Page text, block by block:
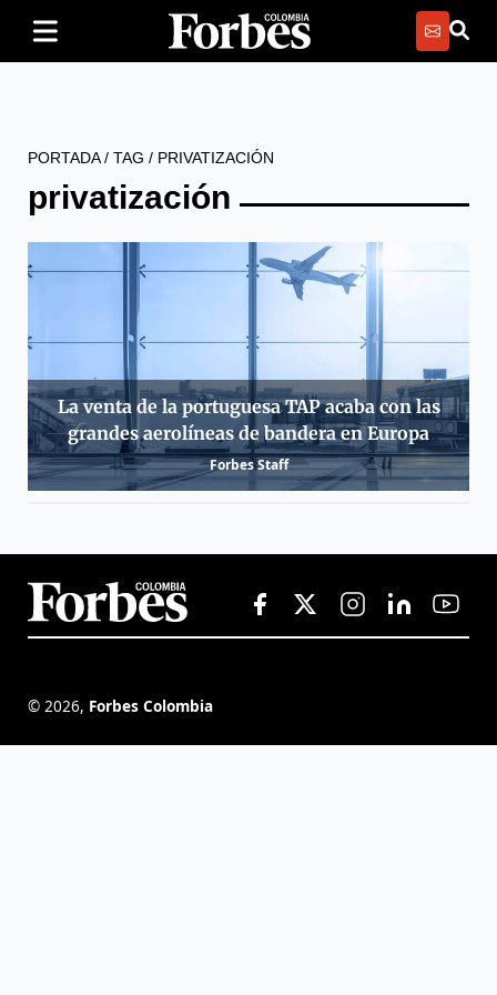
PORTADA/ TAG / PRIVATIZACIÓN
privatización
La venta de la portuguesa TAP acaba con las
grandes aerolíneas de bandera en Europa
Forbes Staff
© 2026, Forbes Colombia